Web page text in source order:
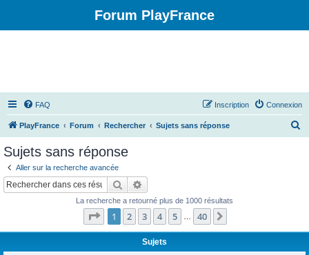
Forum PlayFrance
FAQ Connexion
Inscription
PlayFrance Forum Rechercher Sujets sans réponse
Sujets sans réponse
Aller sur la recherche avancée
Rechercher
La recherche a retourné plus de 1000 résultats
Page 1sur40
1 2 3 4 5 40
Sujets